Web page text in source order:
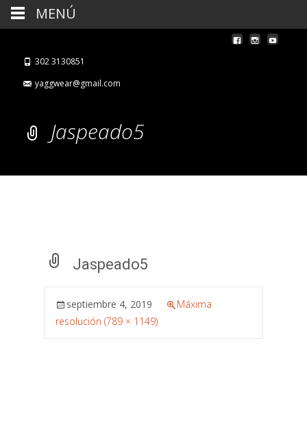
302 3130851
yaggwear@gmail.com
Jaspeado5
Jaspeado5
septiembre 4, 2019
Máxima
resolución (789 × 1149)
MENÚ